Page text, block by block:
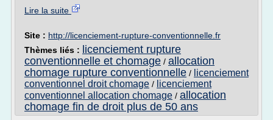
Lire la suite
Site : http://licenciement-rupture-conventionnelle.fr
Thèmes liés :
licenciement rupture
conventionnelle et chomage / allocation
chomage rupture conventionnelle / licenciement
conventionnel droit chomage / licenciement
conventionnel allocation chomage / allocation
chomage fin de droit plus de 50 ans